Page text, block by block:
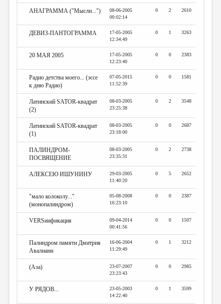
АНАГРАММА ("Мысли...")
08-06-2005
00:02:14
0 2 2610
ДЕВИЗ-ПАНТОГРАММА
17-05-2005
12:34:49
0 1 3263
20 МАЯ 2005
17-05-2005
12:23:40
0 0 2383
Радио детства моего... (эссе
к дню Радио)
07-05-2015
11:52:39
0 0 1581
Латинский SATOR-квадрат
(2)
08-03-2005
23:25:38
0 2 3548
Латинский SATOR-квадрат
(1)
08-03-2005
23:18:00
0 0 2687
ПАЛИНДРОМ-
ПОСВЯЩЕНИЕ
08-03-2005
23:35:31
0 2 2738
АЛЕКСЕЮ ИШУНИНУ
29-03-2005
11:40:20
0 5 2652
"мало колоколу..."
(монопалиндром)
05-08-2008
16:23:10
0 0 2387
VERSиификация
09-04-2014
00:41:56
0 0 1507
Палиндром памяти Дмитрия
Авалиани
16-06-2004
11:29:49
0 1 3212
(Аза)
23-07-2007
23:23:43
0 0 2985
У РЯДОВ...
23-05-2003
14:22:40
0 1 3599